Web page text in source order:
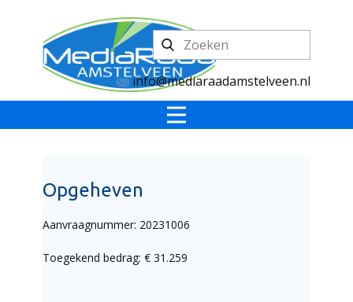
info@mediaraadamstelveen.nl
Opgeheven
Aanvraagnummer: 20231006
Toegekend bedrag: € 31.259